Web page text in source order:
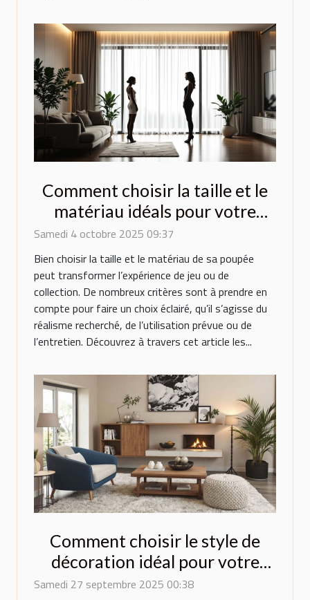
Comment choisir la taille et le
matériau idéals pour votre
poupée ?
Samedi 4 octobre 2025 09:37
Bien choisir la taille et le matériau de sa poupée
peut transformer l’expérience de jeu ou de
collection. De nombreux critères sont à prendre en
compte pour faire un choix éclairé, qu’il s’agisse du
réalisme recherché, de l’utilisation prévue ou de
l’entretien. Découvrez à travers cet article les...
Comment choisir le style de
décoration idéal pour votre
maison ?
Samedi 27 septembre 2025 00:38